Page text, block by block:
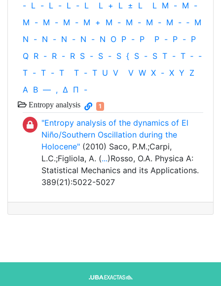
- L - L - L - L L + L ± L L M - M -
M - M - M - M + M - M - M - M - ‐ M
N - N - N - N - N O P - P P - P - P
Q R - R - R S - S - S { S - S T - T ‐ -
T - T - T T - T U V V W X - X Y Z
Α Β — , Δ Π -
Entropy analysis 1
"Entropy analysis of the dynamics of El
Niño/Southern Oscillation during the
Holocene" (2010) Saco, P.M.;Carpi,
L.C.;Figliola, A. (...)Rosso, O.A. Physica A:
Statistical Mechanics and its Applications.
389(21):5022-5027